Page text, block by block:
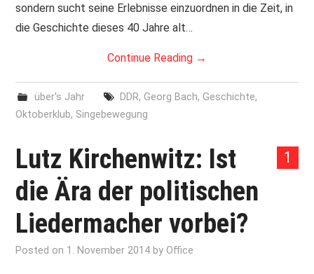
sondern sucht seine Erlebnisse einzuordnen in die Zeit, in
die Geschichte dieses 40 Jahre alt…
Continue Reading →
über's Jahr DDR, Georg Bach, Geschichte,
Oktoberklub, Singebewegung
1
Lutz Kirchenwitz: Ist
die Ära der politischen
Liedermacher vorbei?
Posted on 1. November 2014 byOffice